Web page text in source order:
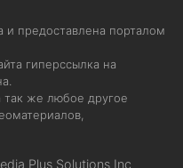
и предоставлена порталом
гиперссылка на
так же любое другое
Plus Solutions Inc